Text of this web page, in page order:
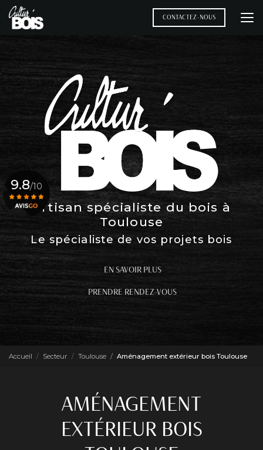
Aller
au
contenu
CONTACTEZ-NOUS
Artisan spécialiste du bois à
Toulouse
Le spécialiste de vos projets bois
EN SAVOIR PLUS
PRENDRE RENDEZ-VOUS
9.8/10
Accueil Secteur Toulouse Aménagement extérieur bois Toulouse
AMÉNAGEMENT
EXTÉRIEUR BOIS